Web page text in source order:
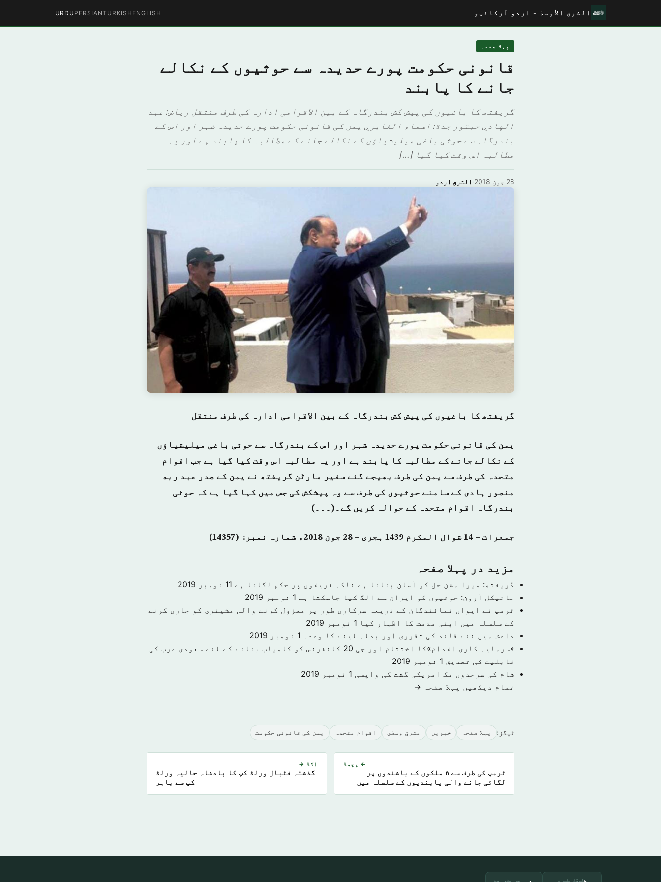
الشرق الأوسط - اردو آرکائیو ENGLISH
TURKISH
PERSIAN
URDU
پہلا صفحہ
قانونی حکومت پورے حدیدہ سے حوثیوں کے نکالے
جانے کا پابند
گریفتھ کا باغیوں کی پیش کش بندرگاہ کے بین الاقوامی ادارہ کی طرف منتقل ریاض: عبد
الهادي حبتور جدة: اسماء الغابري یمن کی قانونی حکومت پورے حدیدہ شہر اور اس کے
بندرگاہ سے حوثی باغی میلیشیاؤں کے نکالے جانے کے مطالبہ کا پابند ہے اور یہ
مطالبہ اس وقت کیا گیا […]
الشرق اردو · 28 جون 2018
گریفتھ کا باغیوں کی پیش کش بندرگاہ کے بین الاقوامی ادارہ کی طرف منتقل
یمن کی قانونی حکومت پورے حدیدہ شہر اور اس کے بندرگاہ سے حوثی باغی میلیشیاؤں
کے نکالے جانے کے مطالبہ کا پابند ہے اور یہ مطالبہ اس وقت کیا گیا ہے جب اقوام
متحدہ کی طرف سے یمن کی طرف بھیجے گئے سفیر مارٹن گریفتھ نے یمن کے صدر عبد ربه
منصور ہادی کے سامنے حوثیوں کی طرف سے وہ پیشکش کی جس میں کہا گیا ہے کہ حوثی
بندرگاہ اقوام متحدہ کے حوالہ کریں گے۔(۔۔۔)
جمعرات – 14 شوال المکرم 1439 ہجری – 28 جون 2018ء شمارہ نمبر: (14357)
مزید در پہلا صفحہ
گریفتھ: میرا مشن حل کو آسان بنانا ہے ناکہ فریقوں پر حکم لگانا ہے 11 نومبر 2019
مائیکل آرون: حوثیوں کو ایران سے الگ کیا جاسکتا ہے 1 نومبر 2019
ٹرمپ نے ایوان نمائندگان کے ذریعہ سرکاری طور پر معزول کرنے والی مشینری کو جاری کرنے
کے سلسلہ میں اپنی مذمت کا اظہار کیا 1 نومبر 2019
داعش میں نئے قائد کی تقرری اور بدلہ لینے کا وعدہ
1 نومبر 2019
«سرمایہ کاری اقدام»کا اختتام اور جی 20 کانفرنس کو کامیاب بنانے کے لئے سعودی عرب کی
قابلیت کی تصدیق 1 نومبر 2019
شام کی سرحدوں تک امریکی گشت کی واپسی 1 نومبر 2019
تمام دیکھیں پہلا صفحہ →
ٹیگز: پہلا صفحہ خبريں مشرق وسطى اقوام متحدہ یمن کی قانونی حکومت
← پچھلا
ٹرمپ کی طرف سے 6 ملکوں کے باشندوں پر
لگائی جانے والی پابندیوں کے سلسلہ میں
اگلا →
گذشتہ فٹبال ورلڈ کپ کا بادشاہ حالیہ ورلڈ
کپ سے باہر
گوگل پلے پر ایپ اسٹور سے